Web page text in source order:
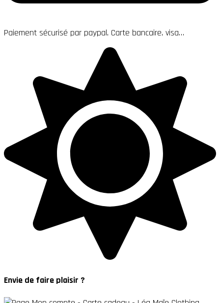
Paiement sécurisé par paypal, Carte bancaire, visa…
Envie de faire plaisir ?